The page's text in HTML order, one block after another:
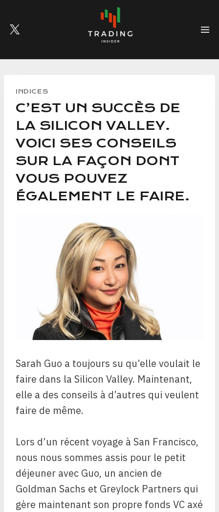
content
INDICES
C’EST UN SUCCÈS DE
LA SILICON VALLEY.
VOICI SES CONSEILS
SUR LA FAÇON DONT
VOUS POUVEZ
ÉGALEMENT LE FAIRE.
Sarah Guo a toujours su qu’elle voulait le
faire dans la Silicon Valley. Maintenant,
elle a des conseils à d’autres qui veulent
faire de même.
Lors d’un récent voyage à San Francisco,
nous nous sommes assis pour le petit
déjeuner avec Guo, un ancien de
Goldman Sachs et Greylock Partners qui
gère maintenant son propre fonds VC axé